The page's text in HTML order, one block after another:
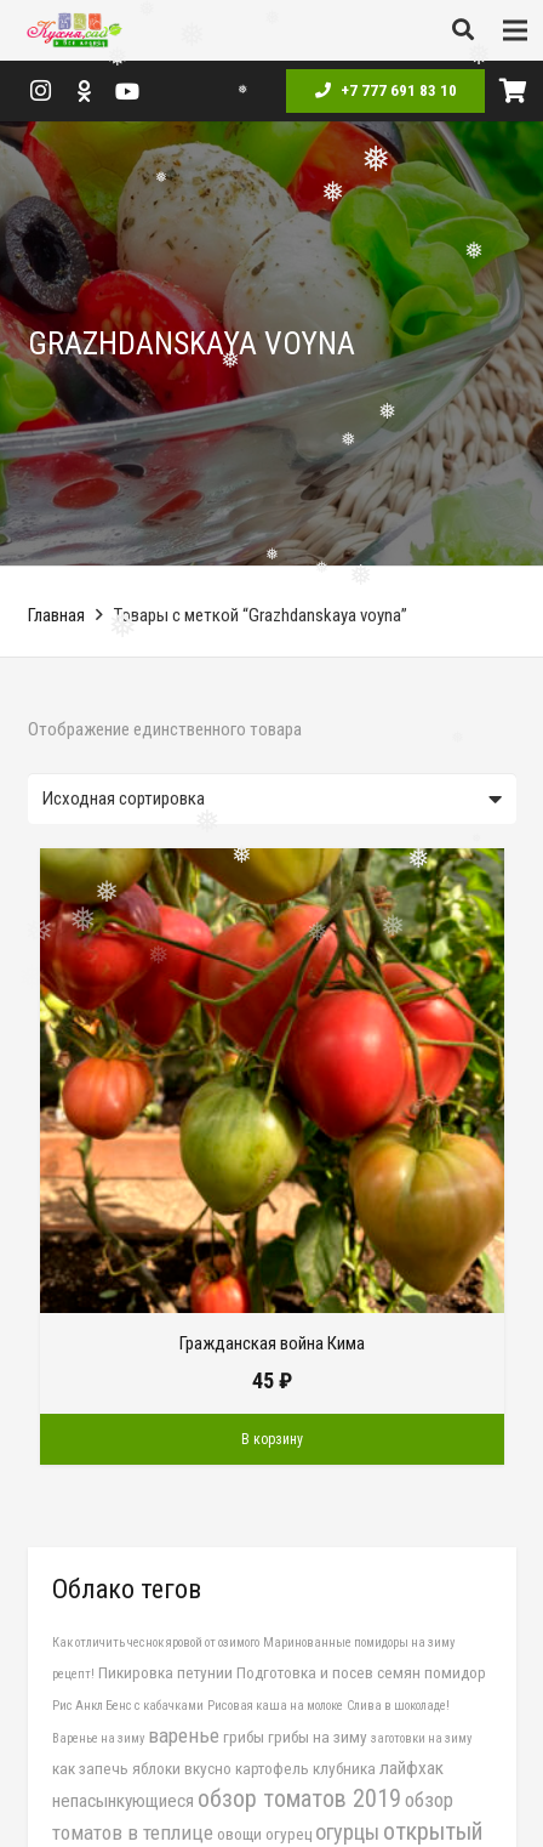
❅
❅
❅
❅
❅
❅
❅
❅
❅
❅
❅
❅
❅
❅
❅
❅
❅
❅ ❅
❅
+7 777 691 83 10
GRAZHDANSKAYA VOYNA
Главная Товары с меткой “Grazhdanskaya voyna”
Отображение единственного товара
Гражданская война Кима
45₽
В корзину
Облако тегов
Как отличить чеснок яровой от озимого Маринованные помидоры на зиму
рецепт! Пикировка петунии Подготовка и посев семян помидор
Рис Анкл Бенс с кабачками Рисовая каша на молоке Слива в шоколаде!
Варенье на зиму варенье грибы грибы на зиму заготовки на зиму
как запечь яблоки вкусно картофель клубника лайфхак
непасынкующиеся обзор томатов 2019 обзор
томатов в теплице овощи огурец огурцы открытый